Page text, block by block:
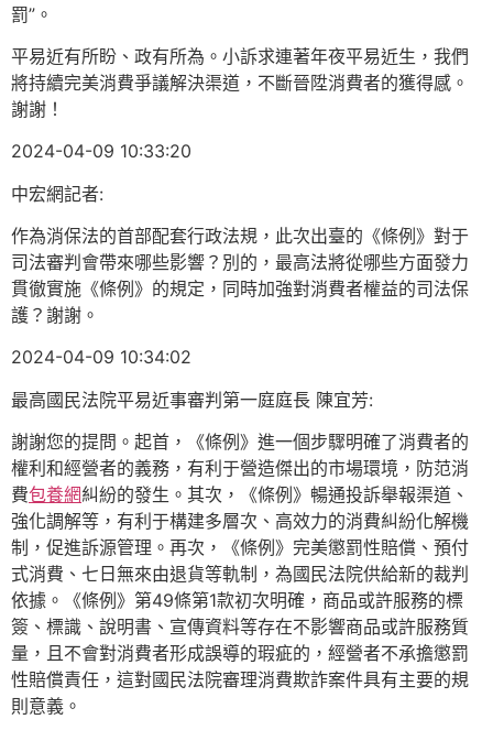
罰”。
平易近有所盼、政有所為。小訴求連著年夜平易近生，我們
將持續完美消費爭議解決渠道，不斷晉陞消費者的獲得感。
謝謝！
2024-04-09 10:33:20
中宏網記者:
作為消保法的首部配套行政法規，此次出臺的《條例》對于
司法審判會帶來哪些影響？別的，最高法將從哪些方面發力
貫徹實施《條例》的規定，同時加強對消費者權益的司法保
護？謝謝。
2024-04-09 10:34:02
最高國民法院平易近事審判第一庭庭長 陳宜芳:
謝謝您的提問。起首，《條例》進一個步驟明確了消費者的
權利和經營者的義務，有利于營造傑出的市場環境，防范消
費包養網糾紛的發生。其次，《條例》暢通投訴舉報渠道、
強化調解等，有利于構建多層次、高效力的消費糾紛化解機
制，促進訴源管理。再次，《條例》完美懲罰性賠償、預付
式消費、七日無來由退貨等軌制，為國民法院供給新的裁判
依據。《條例》第49條第1款初次明確，商品或許服務的標
簽、標識、說明書、宣傳資料等存在不影響商品或許服務質
量，且不會對消費者形成誤導的瑕疵的，經營者不承擔懲罰
性賠償責任，這對國民法院審理消費欺詐案件具有主要的規
則意義。